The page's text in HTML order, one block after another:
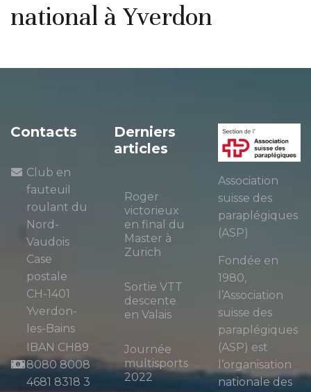
national à Yverdon
Contacts
Club en
fauteuil
roulant du
Nord-
Vaudois
Case
postale
CH-1401
Yverdon-
les-Bains
IBAN CH89
8080 8008
4681 8318 3
Derniers
articles
Roger
victorieux
en final du
Master à
Zurich
Sortie VTT
descente
en Valais
Journée
multisports
2022
Association
suisse des
paraplégiques
(ASP)
Fondée en
1980,
l’Association
suisse des
paraplégiques
(ASP) est
l’organisation
nationale des